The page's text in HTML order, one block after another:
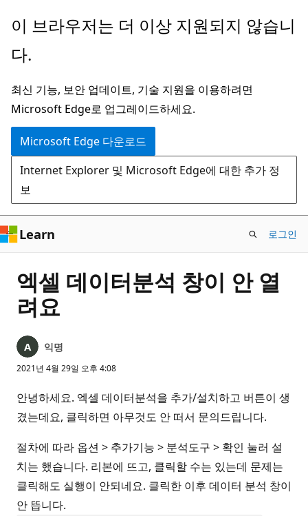
주
콘
츠
로
건
너
뛰
기
이 브라우저는 더 이상 지원되지 않습니
다.
최신 기능, 보안 업데이트, 기술 지원을 이용하려면
Microsoft Edge로 업그레이드하세요.
Microsoft Edge 다운로드
Internet Explorer 및 Microsoft Edge에 대한 추가 정
보
Learn 로그인
엑셀 데이터분석 창이 안 열
려요
익명
2021년 4월 29일 오후 4:08
안녕하세요. 엑셀 데이터분석을 추가/설치하고 버튼이 생
겼는데요, 클릭하면 아무것도 안 떠서 문의드립니다.
절차에 따라 옵션 > 추가기능 > 분석도구 > 확인 눌러 설
치는 했습니다. 리본에 뜨고, 클릭할 수는 있는데 문제는
클릭해도 실행이 안되네요. 클릭한 이후 데이터 분석 창이
안 뜹니다.